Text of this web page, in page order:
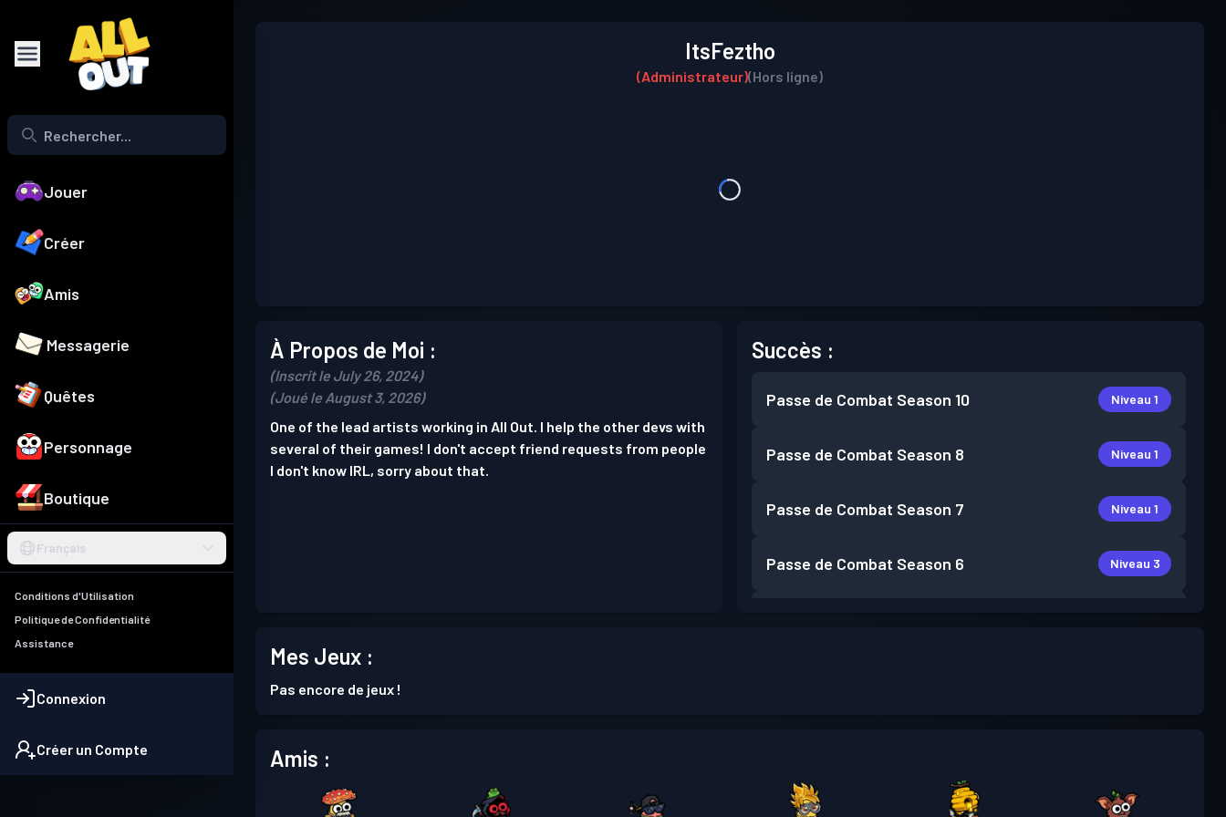
Jouer
Créer
Amis
Messagerie
Quêtes
Personnage
Boutique
Français
Conditions d'Utilisation
Politique de Confidentialité
Assistance
Connexion
Créer un Compte
ItsFeztho
(Administrateur)(Hors ligne)
À Propos de Moi :
(Inscrit le July 26, 2024)
(Joué le August 3, 2026)
One of the lead artists working in All Out. I help the other devs with
several of their games! I don't accept friend requests from people
I don't know IRL, sorry about that.
Succès :
Passe de Combat Season 10 Niveau 1
Passe de Combat Season 8 Niveau 1
Passe de Combat Season 7 Niveau 1
Passe de Combat Season 6 Niveau 3
Mes Jeux :
Pas encore de jeux !
Amis :